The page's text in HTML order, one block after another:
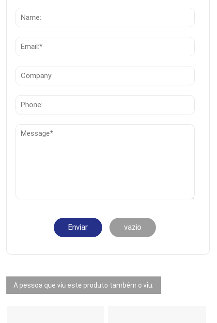
Enviar vazio
A pessoa que viu este produto também o viu.